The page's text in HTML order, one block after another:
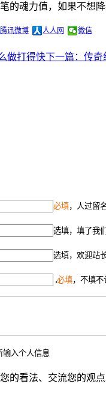
的魂力值，如果不想
腾讯微博 人人网 微信
做打得快下一篇：传奇
必填，人过留
选填，填了我
选填，欢迎站
必填，不填不
输入个人信息
的看法、交流您的观点